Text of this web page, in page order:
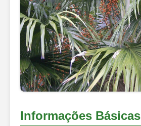
Informações Básicas